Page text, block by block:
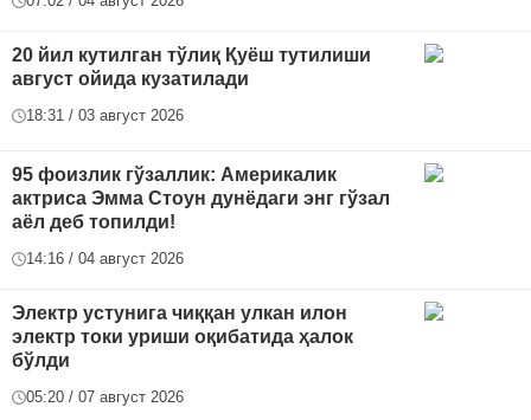
20 йил кутилган тўлиқ Қуёш тутилиши
август ойида кузатилади
18:31 / 03 август 2026
95 фоизлик гўзаллик: Америкалик
актриса Эмма Стоун дунёдаги энг гўзал
аёл деб топилди!
14:16 / 04 август 2026
Электр устунига чиққан улкан илон
электр токи уриши оқибатида ҳалок
бўлди
05:20 / 07 август 2026